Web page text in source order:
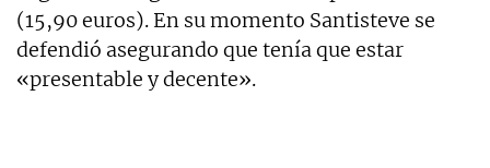
(15,90 euros). En su momento Santisteve se
defendió asegurando que tenía que estar
«presentable y decente».